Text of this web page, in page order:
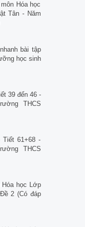
Hóa học
Tân - Năm
bài tập
học sinh
39 đến 46 -
THCS
61+68 -
THCS
học Lớp
2 (Có đáp